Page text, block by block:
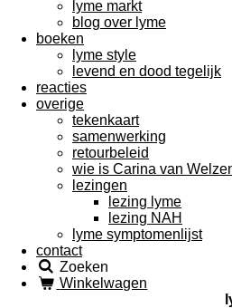
lyme markt
blog over lyme
boeken
lyme style
levend en dood tegelijk
reacties
overige
tekenkaart
samenwerking
retourbeleid
wie is Carina van
lezingen
lezing lyme
lezing NAH
lyme symptomenlijst
contact
Zoeken
Winkelwagen